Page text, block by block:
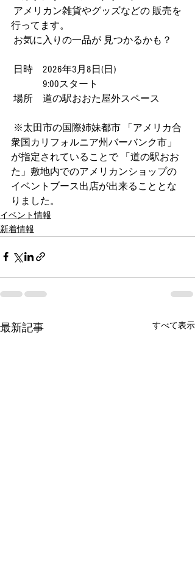
アメリカン雑貨やグッズなどの 販売を
行ってます。
お気に入りの一品が 見つかるかも？
日時　2026年3月8日(日)
9:00スタート
場所　道の駅おおた屋外スペース
※太田市の国際姉妹都市 「アメリカ合
衆国カリフォルニア州バーバンク市」
が指定されていることで 「道の駅おお
た」敷地内でのアメリカンショップの
イベントブース出店が出来ることとな
りました。
イベント情報
新着情報
最新記事 すべて表示